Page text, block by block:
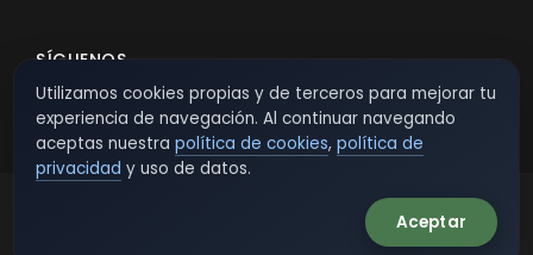
SÍGUENOS
© 2026 TSW - TecnoServiWeb. All Rights Reserved.
Utilizamos cookies propias y de terceros para mejorar tu
experiencia de navegación. Al continuar navegando
aceptas nuestra política de cookies, política de
privacidad y uso de datos.
Aceptar